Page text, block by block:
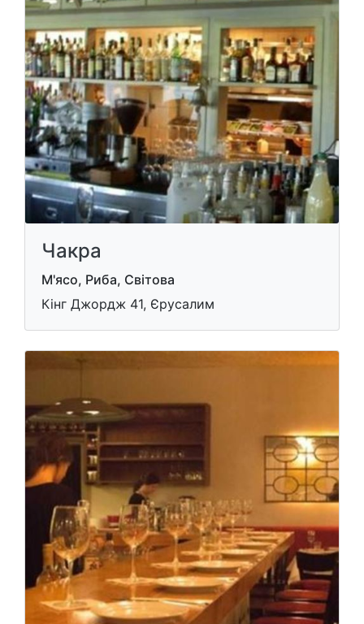
Чакра
М'ясо, Риба, Світова
Кінг Джордж 41, Єрусалим